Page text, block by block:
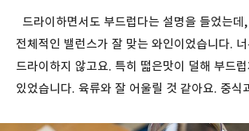
드라이하면서도 부드럽다는 설명을 들었는데
전체적인 밸런스가 잘 맞는 와인이었습니다. 너
드라이하지 않고요. 특히 떫은맛이 덜해 부드
있었습니다. 육류와 잘 어울릴 것 같아요. 중식